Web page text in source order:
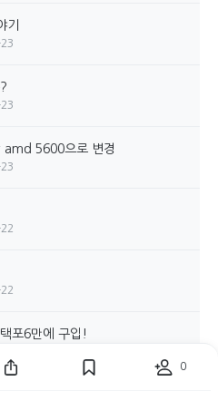
0
기
amd 5600으로 변경
포6만에 구입!